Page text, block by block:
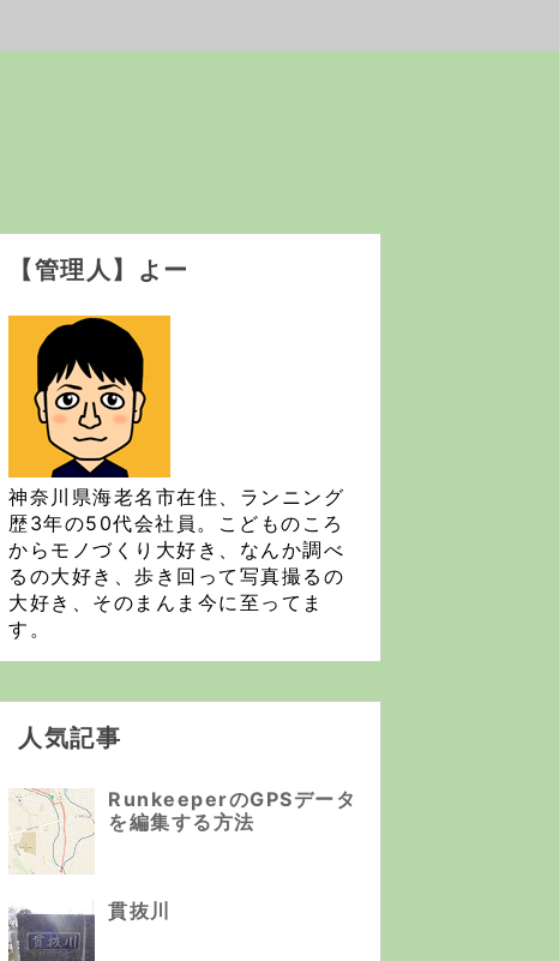
【管理人】よー
神奈川県海老名市在住、ランニング
歴3年の50代会社員。こどものころ
からモノづくり大好き、なんか調べ
るの大好き、歩き回って写真撮るの
大好き、そのまんま今に至ってま
す。
人気記事
RunkeeperのGPSデータ
を編集する方法
貫抜川